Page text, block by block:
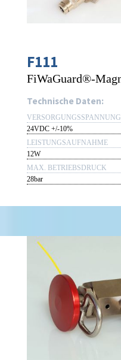
F111
FiWaGuard®-
Technische Daten:
VERSORGUNGSSPANNUNG
24VDC +/-10%
LEISTUNGSAUFNAHME
12W
MAX. BETRIEBSDRUCK
28bar